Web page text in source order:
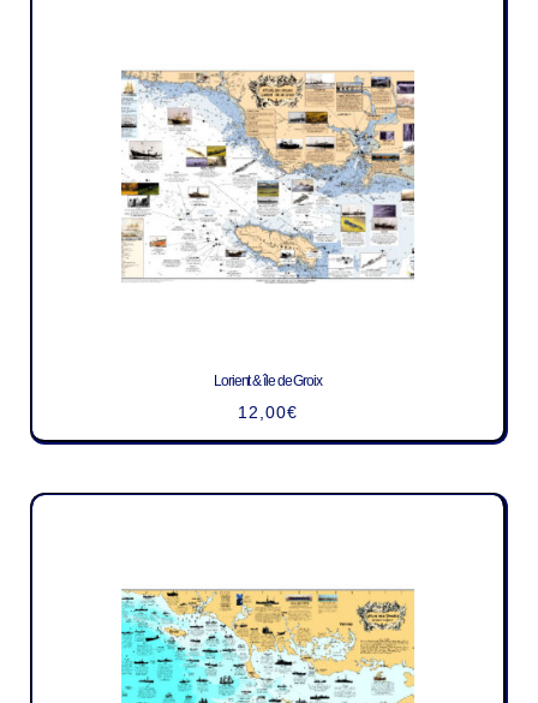
Lorient & île de Groix
12,00€